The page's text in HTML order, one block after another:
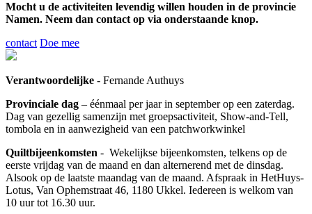
Mocht u de activiteiten levendig willen houden in de provincie
Namen. Neem dan contact op via onderstaande knop.
contact Doe mee
Verantwoordelijke - Fernande Authuys
Provinciale dag – éénmaal per jaar in september op een zaterdag.
Dag van gezellig samenzijn met groepsactiviteit, Show-and-Tell,
tombola en in aanwezigheid van een patchworkwinkel
Quiltbijeenkomsten - Wekelijkse bijeenkomsten, telkens op de
eerste vrijdag van de maand en dan alternerend met de dinsdag.
Alsook op de laatste maandag van de maand. Afspraak in HetHuys-
Lotus, Van Ophemstraat 46, 1180 Ukkel. Iedereen is welkom van
10 uur tot 16.30 uur.